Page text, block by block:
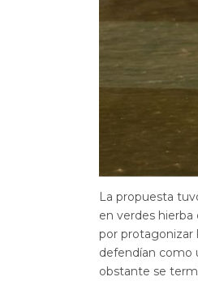
La propuesta
en verdes
por protagonizar
defendían como
obstante se